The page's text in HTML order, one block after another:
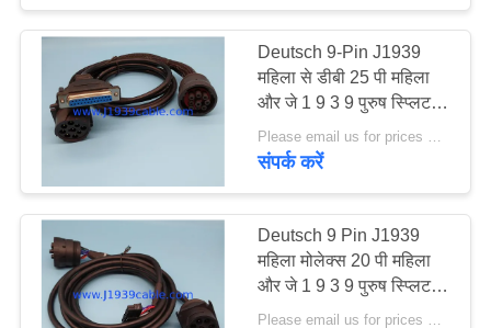
CAT 9 पिन और 14 पिन
Deutsch 9-Pin J1939
महिला से डीबी 25 पी महिला
और जे 1 9 3 9 पुरुष स्प्लिटर
वाई केबल
Please email us for prices MOQ:100 पीसी
संपर्क करें
Deutsch 9 Pin J1939
महिला मोलेक्स 20 पी महिला
और जे 1 9 3 9 पुरुष स्प्लिटर
वाई केबल
Please email us for prices MOQ:100 पीसी